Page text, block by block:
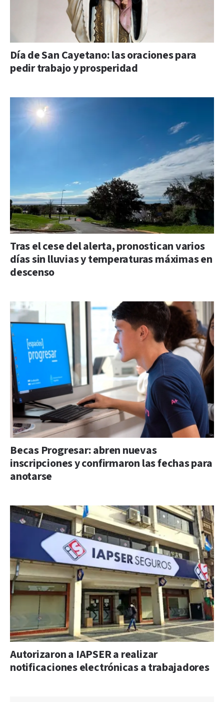
Día de San Cayetano: las oraciones para
pedir trabajo y prosperidad
Tras el cese del alerta, pronostican varios
días sin lluvias y temperaturas máximas en
descenso
Becas Progresar: abren nuevas
inscripciones y confirmaron las fechas para
anotarse
Autorizaron a IAPSER a realizar
notificaciones electrónicas a trabajadores